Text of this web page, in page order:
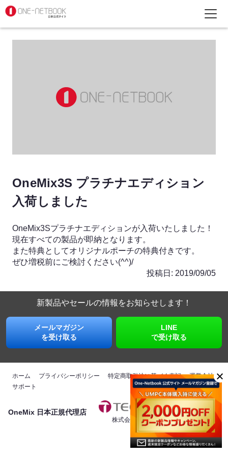
OneMix3S プラチナエディション
入荷しました
OneMix3Sプラチナエディションが入荷いたしました！
現在すべての製品が即納となります。
また特典としてオリジナルポーチの特典付きです。
ぜひ増税前にご検討ください(^^)/
投稿日: 2019/09/05
新製品やセールの情報をお知らせします！
メールマガジン
を受け取る
LINE
で受け取る
ホーム プライバシーポリシー 特定商取引法に基づく表記
運営会社
サポート
OneMix 日本正規代理店
株式会社テックワン